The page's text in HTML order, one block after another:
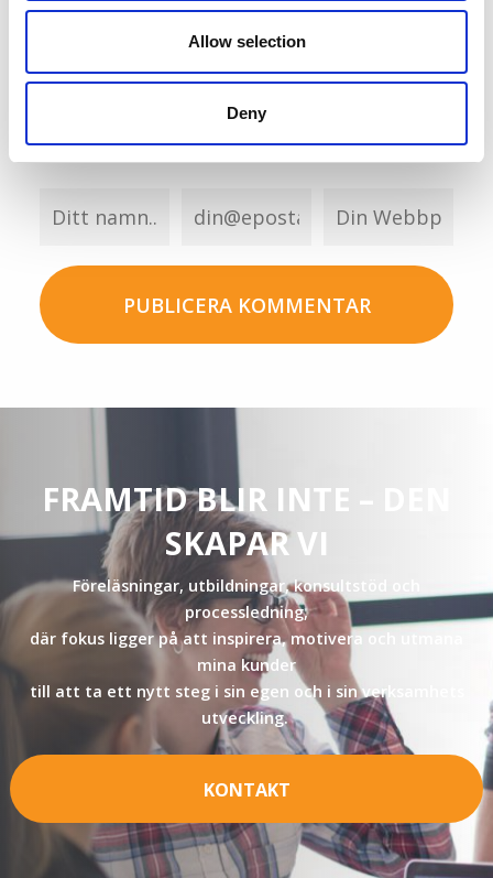
Allow selection
Deny
FRAMTID BLIR INTE – DEN
SKAPAR VI
Föreläsningar, utbildningar, konsultstöd och
processledning,
där fokus ligger på att inspirera, motivera och utmana
mina kunder
till att ta ett nytt steg i sin egen och i sin verksamhets
utveckling.